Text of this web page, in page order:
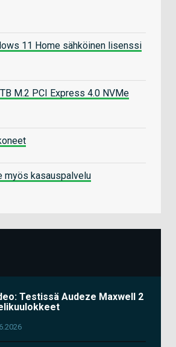
11 Home sähköinen lisenssi
M.2 PCI Express 4.0 NVMe
myös kasauspalvelu
Testissä Audeze Maxwell 2